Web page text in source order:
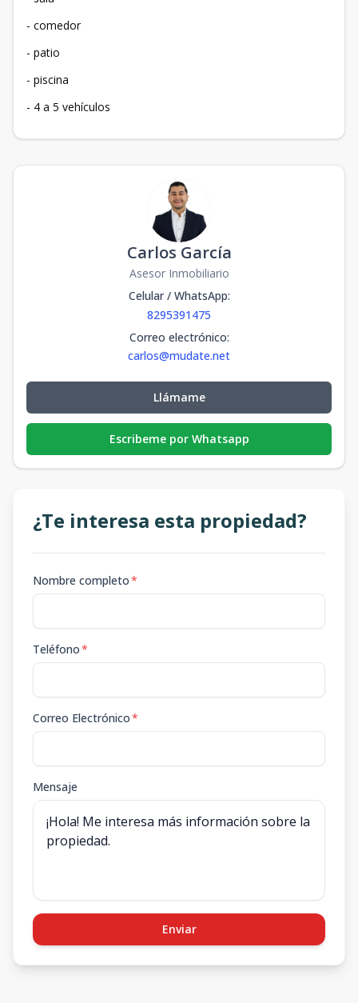
- ⁠comedor
- ⁠patio
- ⁠piscina
- ⁠4 a 5 vehículos
Carlos García
Asesor Inmobiliario
Celular / WhatsApp:
8295391475
Correo electrónico:
carlos@mudate.net
Llámame
Escribeme por Whatsapp
¿Te interesa esta propiedad?
Nombre completo*
Teléfono*
Correo Electrónico*
Mensaje
Enviar